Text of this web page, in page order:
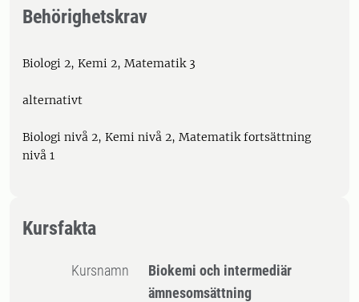
Behörighetskrav
Biologi 2, Kemi 2, Matematik 3
alternativt
Biologi nivå 2, Kemi nivå 2, Matematik fortsättning
nivå 1
Kursfakta
Kursnamn
Biokemi och intermediär
ämnesomsättning